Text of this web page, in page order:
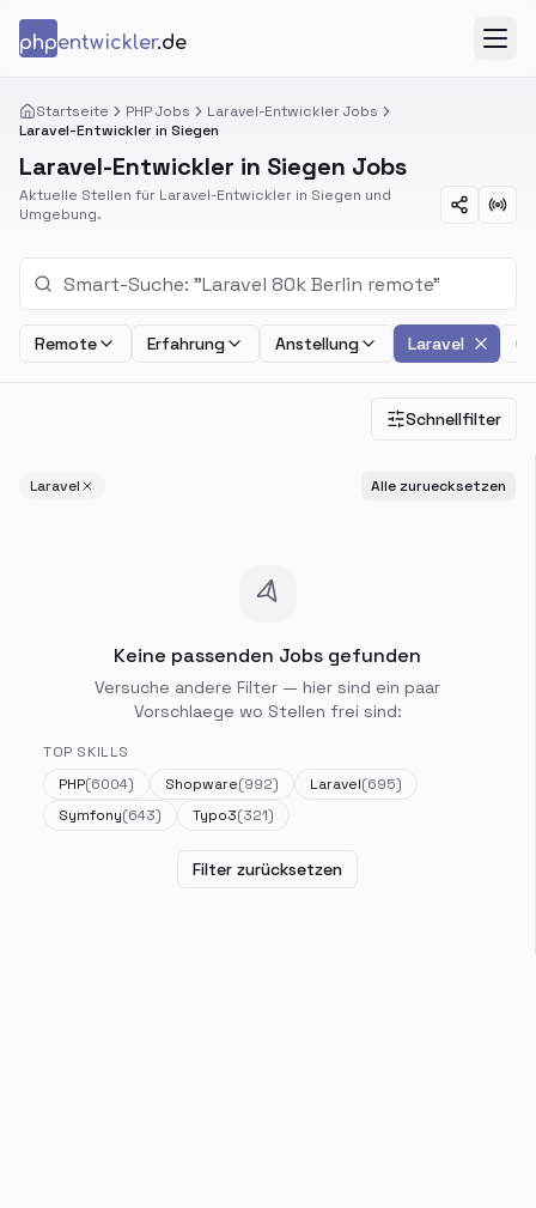
phpentwickler.de
Startseite PHP Jobs
Laravel-Entwickler Jobs
Laravel-Entwickler in Siegen
Laravel-Entwickler in Siegen Jobs
Aktuelle Stellen für Laravel-Entwickler in Siegen und
Umgebung.
Remote Erfahrung Anstellung Laravel
Schnellfilter
Laravel Alle zuruecksetzen
Keine passenden Jobs gefunden
Versuche andere Filter — hier sind ein paar
Vorschlaege wo Stellen frei sind:
TOP SKILLS
PHP(6004) Shopware(992) Laravel(695)
Symfony(643) Typo3(321)
Filter zurücksetzen